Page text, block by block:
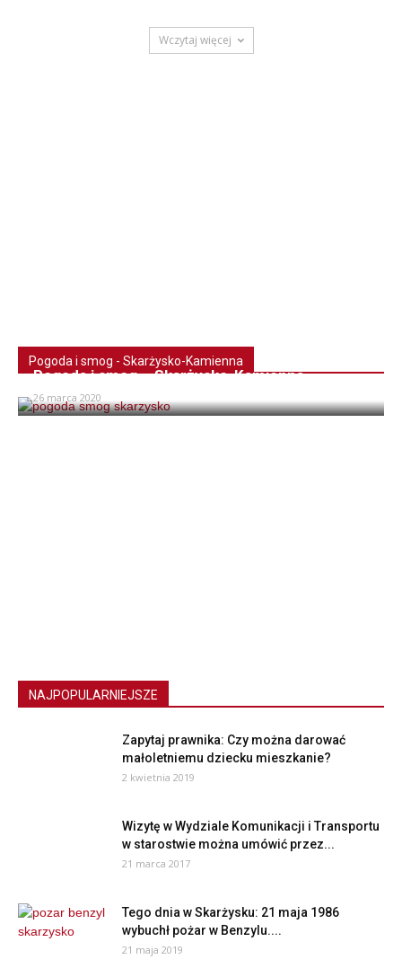
Wczytaj więcej
Pogoda i smog - Skarżysko-Kamienna
Pogoda i smog – Skarżysko-Kamienna
26 marca 2020
NAJPOPULARNIEJSZE
Zapytaj prawnika: Czy można darować
małoletniemu dziecku mieszkanie?
2 kwietnia 2019
Wizytę w Wydziale Komunikacji i Transportu
w starostwie można umówić przez...
21 marca 2017
Tego dnia w Skarżysku: 21 maja 1986
wybuchł pożar w Benzylu....
21 maja 2019